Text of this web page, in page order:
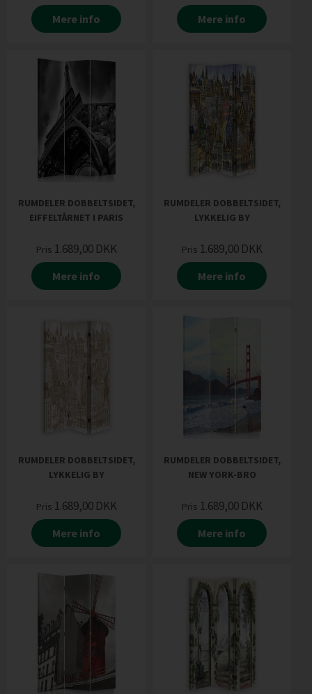
Mere info Mere info
RUMDELER DOBBELTSIDET,
EIFFELTÅRNET I PARIS
Pris 1.689,00 DKK
Mere info
RUMDELER DOBBELTSIDET,
LYKKELIG BY
Pris 1.689,00 DKK
Mere info
RUMDELER DOBBELTSIDET,
LYKKELIG BY
Pris 1.689,00 DKK
Mere info
RUMDELER DOBBELTSIDET,
NEW YORK-BRO
Pris 1.689,00 DKK
Mere info